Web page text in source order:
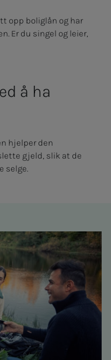
opp boliglån og har
Er du singel og leier,
å ha
hjelper den
gjeld, slik at de
selge.